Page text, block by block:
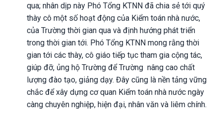
qua; nhân dịp này Phó Tổng KTNN đã chia sẻ tới quý
thày cô một số hoạt động của Kiểm toán nhà nước,
của Trường thời gian qua và định hướng phát triển
trong thời gian tới. Phó Tổng KTNN mong rằng thời
gian tới các thày, cô giáo tiếp tục tham gia cộng tác,
giúp đỡ, ủng hộ Trường để Trường nâng cao chất
lượng đào tạo, giảng dạy. Đây cũng là nền tảng vững
chắc để xây dựng cơ quan Kiểm toán nhà nước ngày
càng chuyên nghiệp, hiện đại, nhân văn và liêm chính.